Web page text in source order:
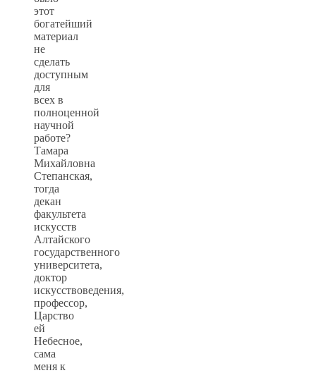
этот
богатейший
материал
не
сделать
доступным
для
всех в
полноценной
научной
работе?
Тамара
Михайловна
Степанская,
тогда
декан
факультета
искусств
Алтайского
государственного
университета,
доктор
искусствоведения,
профессор,
Царство
ей
Небесное,
сама
меня к